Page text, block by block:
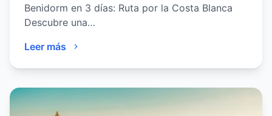
Benidorm en 3 días: Ruta por la Costa Blanca
Descubre una…
Leer más